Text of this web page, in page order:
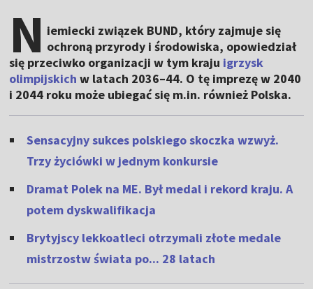
N iemiecki związek BUND, który zajmuje się
ochroną przyrody i środowiska, opowiedział
się przeciwko organizacji w tym kraju igrzysk
olimpijskich w latach 2036–44. O tę imprezę w 2040
i 2044 roku może ubiegać się m.in. również Polska.
Sensacyjny sukces polskiego skoczka wzwyż.
Trzy życiówki w jednym konkursie
Dramat Polek na ME. Był medal i rekord kraju. A
potem dyskwalifikacja
Brytyjscy lekkoatleci otrzymali złote medale
mistrzostw świata po... 28 latach